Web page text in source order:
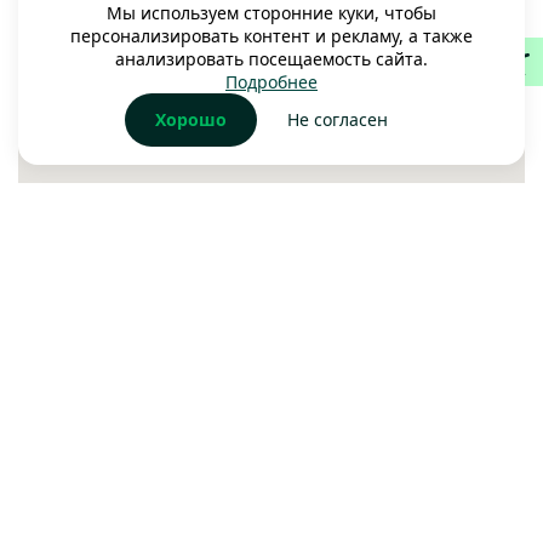
Мы используем сторонние куки, чтобы
персонализировать контент и рекламу, а также
анализировать посещаемость сайта.
Подробнее
Хорошо
Не согласен